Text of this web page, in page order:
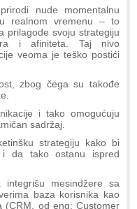
nude momentalnu
realnom vremenu – to
prilagode svoju strategiju
i afiniteta. Taj nivo
veoma je teško postići
zbog čega su takođe
i tako omogućuju
sadržaj.
strategiju kako bi
i da tako ostanu ispred
mesindžere sa
baza korisnika kao
(CRM, od eng: Customer